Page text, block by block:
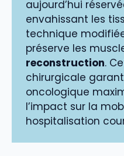
aujourd’hui
envahissant les
technique
préserve les
reconstruction.
chirurgicale
oncologique
l’impact sur la
hospitalisation